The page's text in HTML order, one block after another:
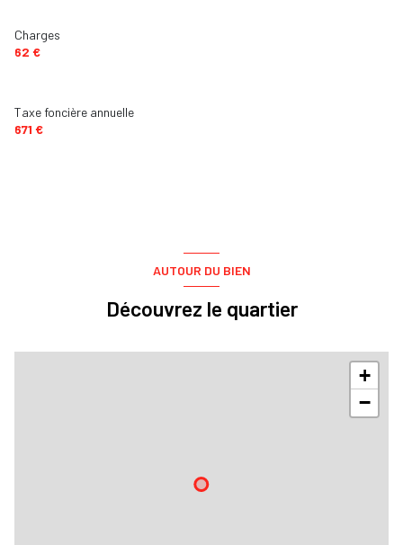
Charges
62 €
Taxe foncière annuelle
671 €
AUTOUR DU BIEN
Découvrez le quartier
+
−